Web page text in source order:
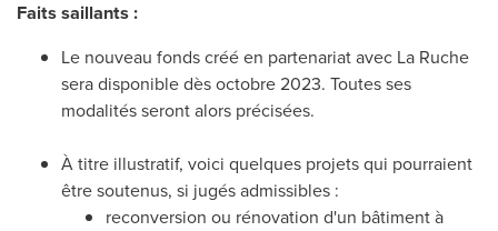
Faits saillants :
Le nouveau fonds créé en partenariat avec La Ruche
sera disponible dès octobre 2023. Toutes ses
modalités seront alors précisées.
À titre illustratif, voici quelques projets qui pourraient
être soutenus, si jugés admissibles :
reconversion ou rénovation d'un bâtiment à